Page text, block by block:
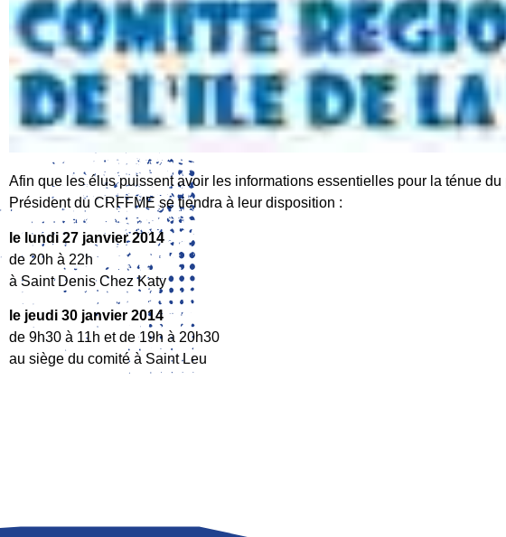
Afin que les élus puissent avoir les informations essentielles pour la ténue
Président du CRFFME se tiendra à leur disposition :
le lundi 27 janvier 2014
de 20h à 22h
à Saint Denis Chez Katy
le jeudi 30 janvier 2014
de 9h30 à 11h et de 19h à 20h30
au siège du comité à Saint Leu